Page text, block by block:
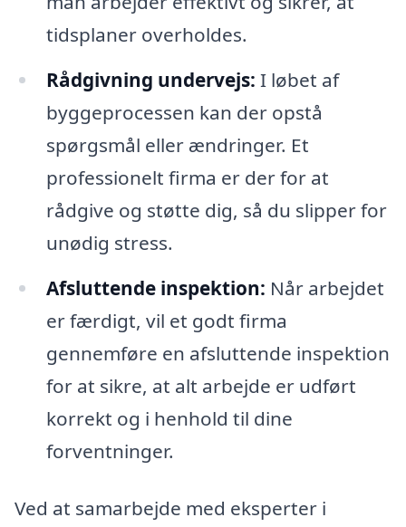
tidsplaner overholdes.
Rådgivning undervejs: I løbet af
byggeprocessen kan der opstå
spørgsmål eller ændringer. Et
professionelt firma er der for at
rådgive og støtte dig, så du slipper for
unødig stress.
Afsluttende inspektion: Når arbejdet
er færdigt, vil et godt firma
gennemføre en afsluttende inspektion
for at sikre, at alt arbejde er udført
korrekt og i henhold til dine
forventninger.
Ved at samarbejde med eksperter i